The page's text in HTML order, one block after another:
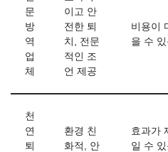
문
방
역
업
체
이고 안
전한 퇴
치, 전문
적인 조
언 제공
비용이
을 수 있
천
연
퇴
환경 친
화적, 안
효과가
일 수